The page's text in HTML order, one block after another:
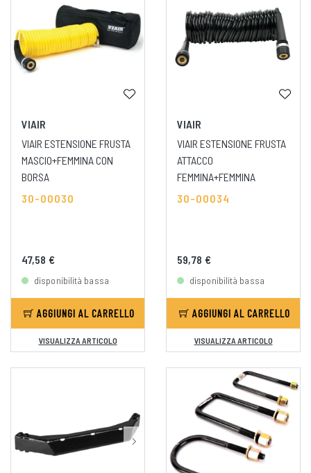
VIAIR
VIAIR ESTENSIONE FRUSTA
MASCIO+FEMMINA CON
BORSA
30-00030
47,58 €
disponibilità bassa
AGGIUNGI AL CARRELLO
VISUALIZZA ARTICOLO
VIAIR
VIAIR ESTENSIONE FRUSTA
ATTACCO
FEMMINA+FEMMINA
30-00034
59,78 €
disponibilità bassa
AGGIUNGI AL CARRELLO
VISUALIZZA ARTICOLO